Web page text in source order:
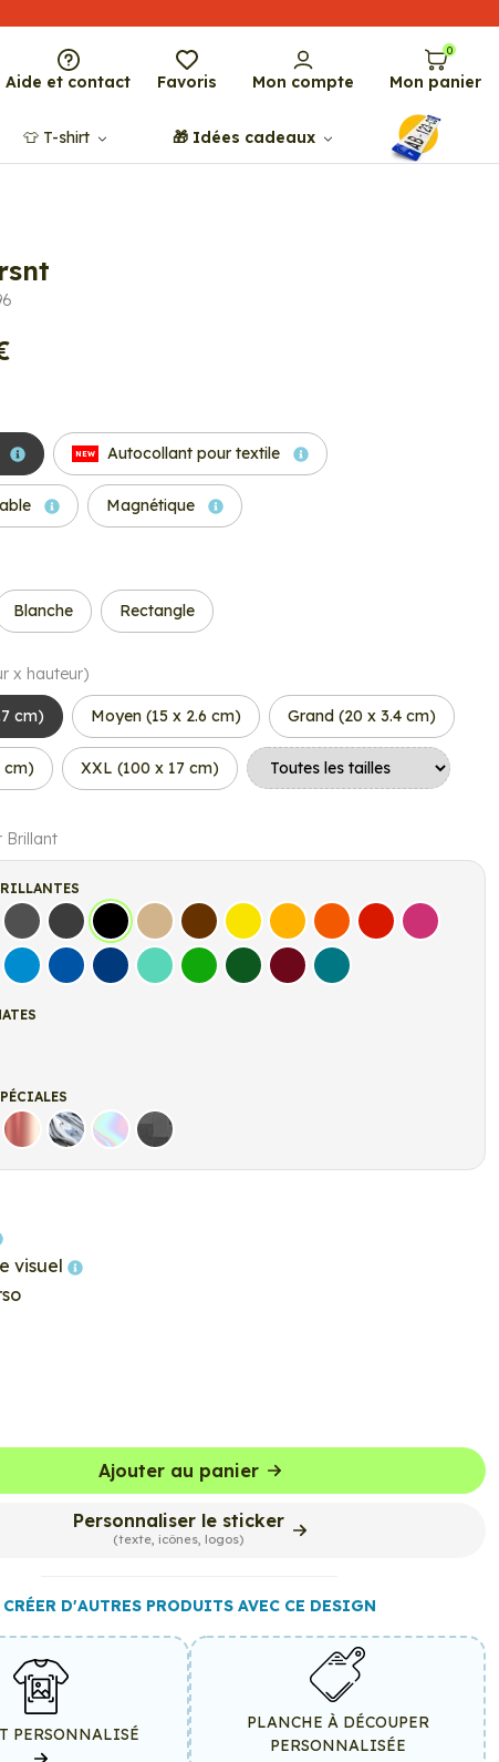
Aide et contact Favoris Mon compte
0
Mon panier
👕​​ T-shirt 🎁​ Idées cadeaux
NEW Autocollant pour textile
Magnétique
Blanche Rectangle
x hauteur)
cm) Moyen (15 x 2.6 cm) Grand (20 x 3.4 cm)
cm) XXL (100 x 17 cm)
Brillant
Gris FoncéGris Anthracite
Noir Beige Marron Jaune ClairJaune Foncé
OrangeRouge Fuchsia
Bleu clairBleu MoyenBleu FoncéBleu VertVert clairVert FoncéBordeauxTurquoise
mat
Rose Gold
ChromeHolographique
Carbone Noir
visuel
Ajouter au panier
Personnaliser le sticker
(texte, icônes, logos)
CRÉER D'AUTRES PRODUITS AVEC CE DESIGN
PERSONNALISÉ
PLANCHE À DÉCOUPER
PERSONNALISÉE